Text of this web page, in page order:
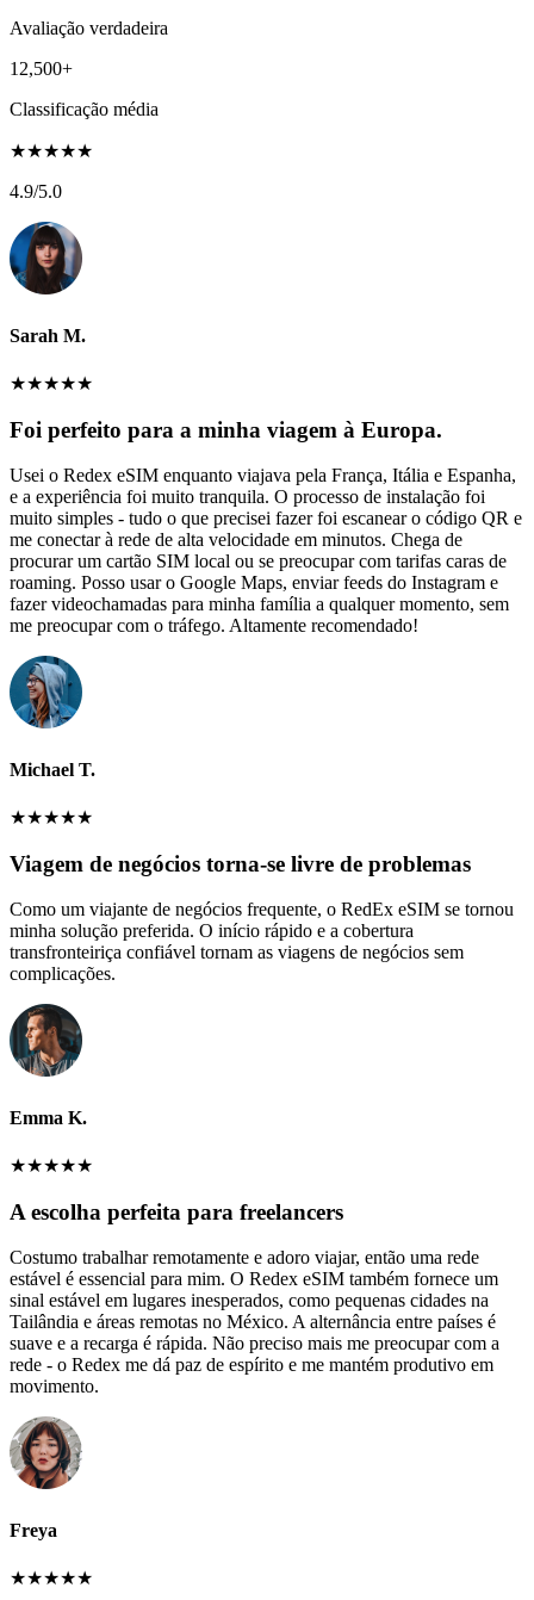
Avaliação verdadeira
12,500+
Classificação média
★★★★★
4.9/5.0
Sarah M.
★★★★★
Foi perfeito para a minha viagem à Europa.
Usei o Redex eSIM enquanto viajava pela França, Itália e Espanha,
e a experiência foi muito tranquila. O processo de instalação foi
muito simples - tudo o que precisei fazer foi escanear o código QR e
me conectar à rede de alta velocidade em minutos. Chega de
procurar um cartão SIM local ou se preocupar com tarifas caras de
roaming. Posso usar o Google Maps, enviar feeds do Instagram e
fazer videochamadas para minha família a qualquer momento, sem
me preocupar com o tráfego. Altamente recomendado!
Michael T.
★★★★★
Viagem de negócios torna-se livre de problemas
Como um viajante de negócios frequente, o RedEx eSIM se tornou
minha solução preferida. O início rápido e a cobertura
transfronteiriça confiável tornam as viagens de negócios sem
complicações.
Emma K.
★★★★★
A escolha perfeita para freelancers
Costumo trabalhar remotamente e adoro viajar, então uma rede
estável é essencial para mim. O Redex eSIM também fornece um
sinal estável em lugares inesperados, como pequenas cidades na
Tailândia e áreas remotas no México. A alternância entre países é
suave e a recarga é rápida. Não preciso mais me preocupar com a
rede - o Redex me dá paz de espírito e me mantém produtivo em
movimento.
Freya
★★★★★